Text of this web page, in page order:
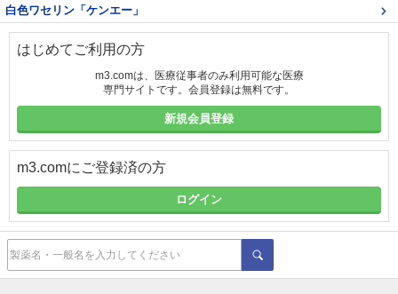
白色ワセリン「ケンエー」
はじめてご利用の方
m3.comは、医療従事者のみ利用可能な医療
専門サイトです。会員登録は無料です。
新規会員登録
m3.comにご登録済の方
ログイン